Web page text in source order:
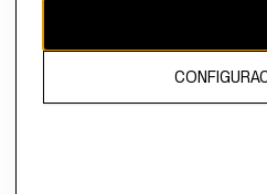
propiedad de H&M Hennes & Mauritz